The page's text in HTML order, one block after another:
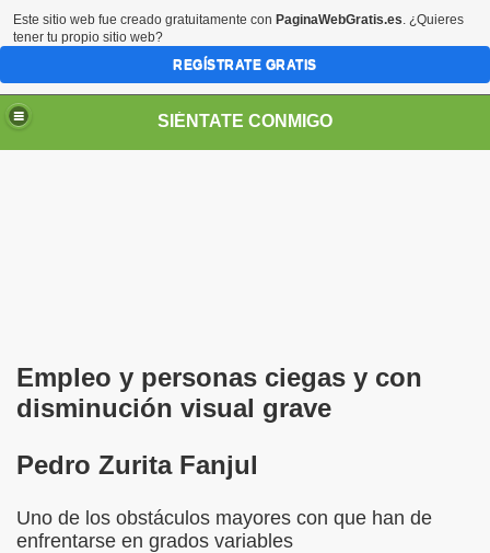
SIÉNTATE CONMIGO
Empleo y personas ciegas y con
disminución visual grave
Pedro Zurita Fanjul
Uno de los obstáculos mayores con que han de
enfrentarse en grados variables
(Pedro Zurita)
los Ciegos (Pablo Madrid Herruzo)
Este sitio web fue creado gratuitamente con PaginaWebGratis.es. ¿Quieres
tener tu propio sitio web?
REGÍSTRATE GRATIS